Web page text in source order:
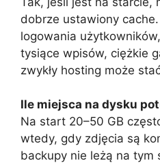
dobrze ustawiony
logowania
tysiące wpisów, ciężkie
zwykły hosting może
Ile miejsca na dysku
Na start 20–50 GB
wtedy, gdy zdjęcia są
backupy nie leżą na tym